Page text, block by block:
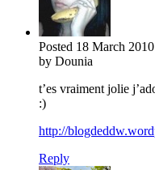
Posted 18 March 2010
by Dounia
t’es vraiment jolie
:)
http://
Reply